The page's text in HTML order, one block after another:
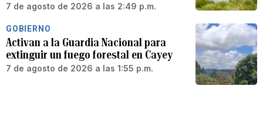
7 de agosto de 2026 a las 2:49 p.m.
GOBIERNO
Activan a la Guardia Nacional para
extinguir un fuego forestal en Cayey
7 de agosto de 2026 a las 1:55 p.m.